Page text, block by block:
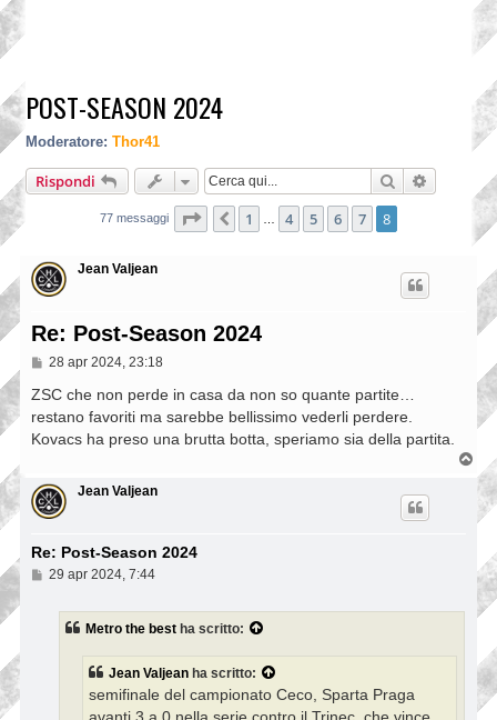
POST-SEASON 2024
Moderatore: Thor41
Rispondi Cerca Ricerca
77 messaggi Pagina di 8
Precedente
1 4 5 6 7 8
Jean Valjean
Re: Post-Season 2024
M
s
a
g
o
28 apr 2024, 23:18
ZSC che non perde in casa da non so quante partite…
restano favoriti ma sarebbe bellissimo vederli perdere.
Kovacs ha preso una brutta botta, speriamo sia della partita.
o
Jean Valjean
Re: Post-Season 2024
M
29 apr 2024, 7:44
Metro the best ha scritto:
Jean Valjean ha scritto:
semifinale del campionato Ceco, Sparta Praga